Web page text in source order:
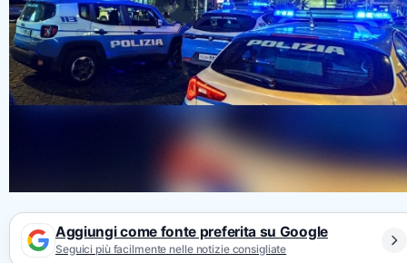
Aggiungi come fonte preferita su Google
Seguici più facilmente nelle notizie consigliate